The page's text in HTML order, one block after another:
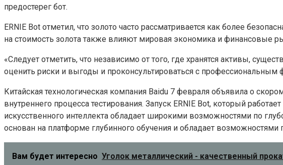
предостерег бот.
ERNIE Bot отметил, что золото часто рассматривается как более
на стоимость золота также влияют мировая экономика и финансовые
«Следует отметить, что независимо от того, где хранятся активы,
оценить риски и выгоды и проконсультироваться с
Китайская технологическая компания Baidu 7 февраля объявила о
внутреннего процесса тестирования. Запуск ERNIE Bot, который
искусственного интеллекта обладает широкими возможностями по
основан на платформе глубинного обучения и обладает
Вам будет интересно Уголок металлический - качественный